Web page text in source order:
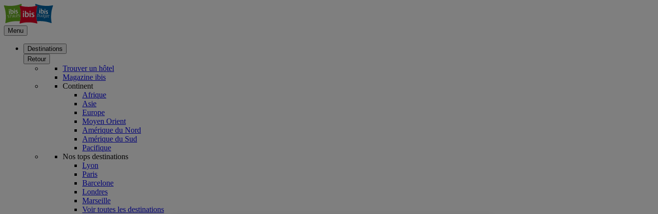
Menu
Destinations
Retour
Trouver un hôtel
Magazine ibis
Continent
Afrique
Asie
Europe
Moyen Orient
Amérique du Nord
Amérique du Sud
Pacifique
Nos tops destinations
Lyon
Paris
Barcelone
Londres
Marseille
Voir toutes les destinations